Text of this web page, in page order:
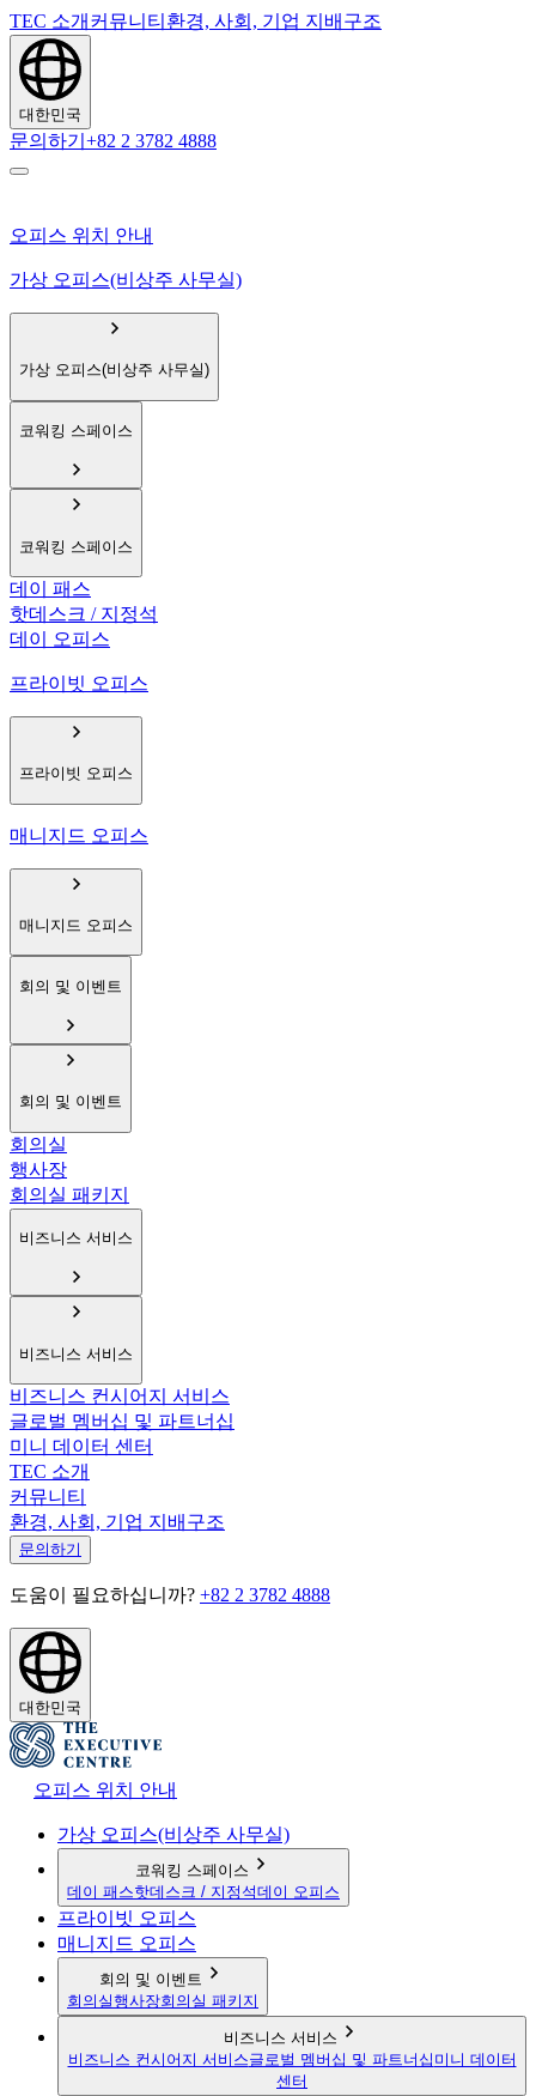
TEC 소개 커뮤니티 환경, 사회, 기업 지배구조
대한민국
문의하기 +82 2 3782 4888
오피스 위치 안내
가상 오피스(비상주 사무실)
가상 오피스(비상주 사무실)
코워킹 스페이스
코워킹 스페이스
데이 패스
핫데스크 / 지정석
데이 오피스
프라이빗 오피스
프라이빗 오피스
매니지드 오피스
매니지드 오피스
회의 및 이벤트
회의 및 이벤트
회의실
행사장
회의실 패키지
비즈니스 서비스
비즈니스 서비스
비즈니스 컨시어지 서비스
글로벌 멤버십 및 파트너십
미니 데이터 센터
TEC 소개
커뮤니티
환경, 사회, 기업 지배구조
문의하기
도움이 필요하십니까? +82 2 3782 4888
대한민국
오피스 위치 안내
가상 오피스(비상주 사무실)
코워킹 스페이스
데이 패스핫데스크 / 지정석데이 오피스
프라이빗 오피스
매니지드 오피스
회의 및 이벤트
회의실행사장회의실 패키지
비즈니스 서비스
비즈니스 컨시어지 서비스글로벌 멤버십 및 파트너십 미니 데이터
센터